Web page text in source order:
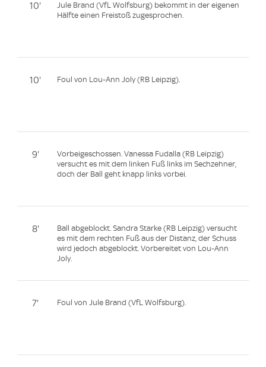
10'
Jule Brand (VfL Wolfsburg) bekommt in der eigenen
Hälfte einen Freistoß zugesprochen.
10' Foul von Lou-Ann Joly (RB Leipzig).
9'
Vorbeigeschossen. Vanessa Fudalla (RB Leipzig)
versucht es mit dem linken Fuß links im Sechzehner,
doch der Ball geht knapp links vorbei.
8'
Ball abgeblockt. Sandra Starke (RB Leipzig) versucht
es mit dem rechten Fuß aus der Distanz, der Schuss
wird jedoch abgeblockt. Vorbereitet von Lou-Ann
Joly.
7' Foul von Jule Brand (VfL Wolfsburg).